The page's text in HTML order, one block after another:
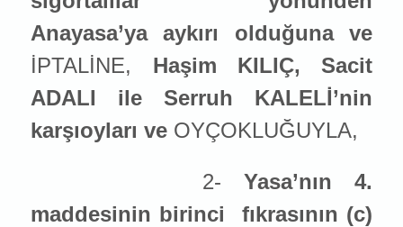
Anayasa’ya aykırı olduğuna ve
İPTALİNE, Haşim KILIÇ, Sacit
ADALI ile Serruh KALELİ’nin
karşıoyları ve OYÇOKLUĞUYLA,
2- Yasa’nın 4.
maddesinin birinci
fıkrasının (c)